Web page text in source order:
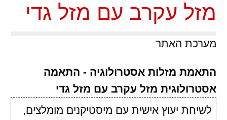
מזל עקרב עם מזל גדי
מערכת האתר
התאמת מזלות אסטרולוגיה - התאמה
אסטרולוגית מזל עקרב עם מזל גדי
לשיחת יעוץ אישית עם מיסטיקנים מומלצים,